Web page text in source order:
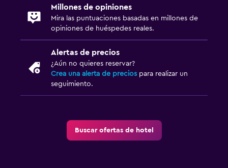
Millones de opiniones
Mira las puntuaciones basadas en millones de
opiniones de huéspedes reales.
Alertas de precios
¿Aún no quieres reservar?
Crea una alerta de precios para realizar un
seguimiento.
Buscar ofertas de hotel